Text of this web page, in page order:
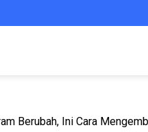
Berubah, Ini Cara